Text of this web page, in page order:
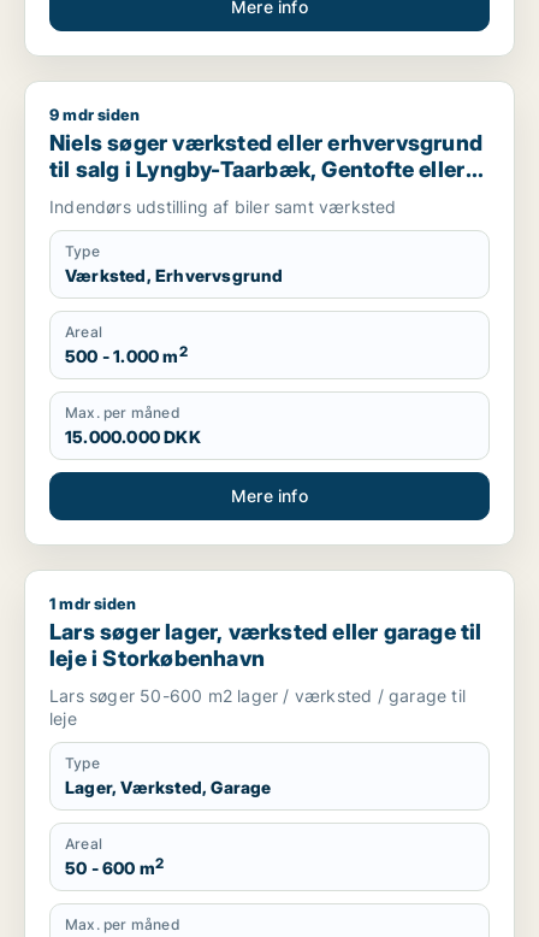
Mere info
Niels søger værksted eller erhvervsgrund til salg i Lyngby-
9 mdr siden
Niels søger værksted eller erhvervsgrund
til salg i Lyngby-Taarbæk, Gentofte eller
Holte m.fl.
Indendørs udstilling af biler samt værksted
Type
Værksted, Erhvervsgrund
Areal
500 - 1.000 m2
Max. per måned
15.000.000 DKK
Mere info
Lars søger lager, værksted eller garage til leje i
1 mdr siden
Lars søger lager, værksted eller garage til
leje i Storkøbenhavn
Lars søger 50-600 m2 lager / værksted / garage til
leje
Type
Lager, Værksted, Garage
Areal
50 - 600 m2
Max. per måned